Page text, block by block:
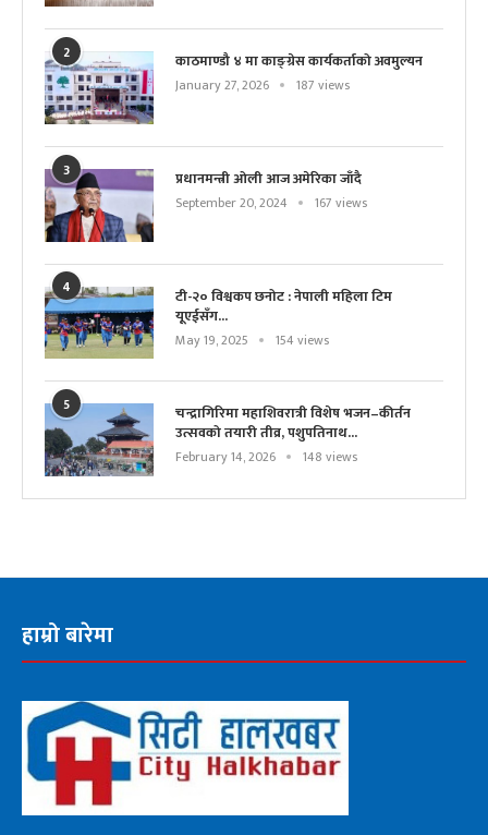
2 काठमाण्डौ ४ मा काङ्ग्रेस कार्यकर्ताको अवमुल्यन
January 27, 2026 187 views
3 प्रधानमन्त्री ओली आज अमेरिका जाँदै
September 20, 2024 167 views
4
टी-२० विश्वकप छनोट : नेपाली महिला टिम
यूएईसँग...
May 19, 2025 154 views
5
चन्द्रागिरिमा महाशिवरात्री विशेष भजन–कीर्तन
उत्सवको तयारी तीव्र, पशुपतिनाथ...
February 14, 2026 148 views
हाम्रो बारेमा